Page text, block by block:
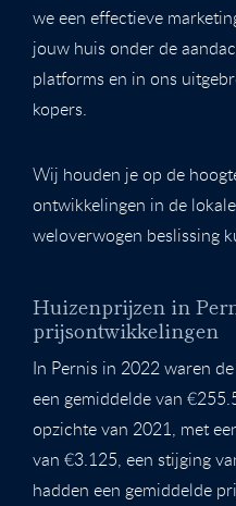
we een effectieve
jouw huis onder de
platforms en in ons
kopers.
Wij houden je op de
ontwikkelingen in de
weloverwogen beslissing
Huizenprijzen in
prijsontwikkelingen
In Pernis in 2022 waren
een gemiddelde van
opzichte van 2021, met
van €3.125, een stijging
hadden een gemiddelde